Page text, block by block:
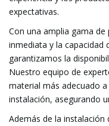
expectativas.
Con una amplia gama
inmediata y la capacidad
garantizamos la
Nuestro equipo de
material más adecuado
instalación, asegurando
Además de la instalación